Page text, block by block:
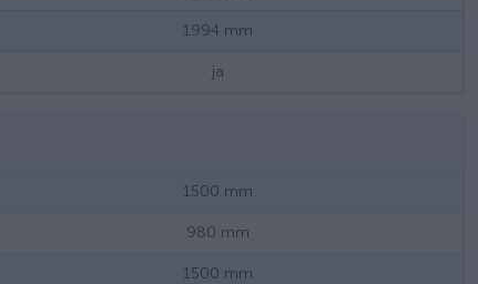
1994 mm
ja
1500 mm
980 mm
1500 mm